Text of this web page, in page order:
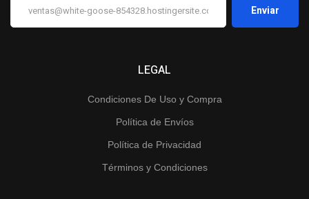
LEGAL
Condiciones De Uso y Compra
Política de Envíos
Política de Privacidad
Términos y Condiciones